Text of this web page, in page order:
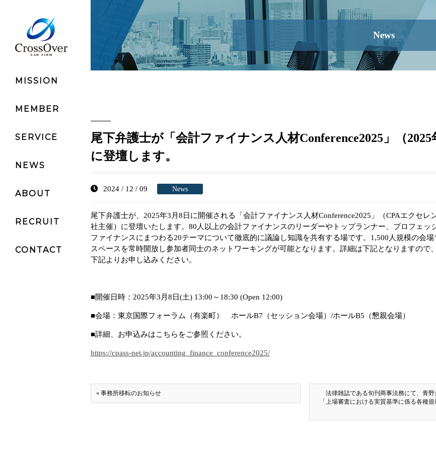
MISSION
MEMBER
SERVICE
IPO
M&A・投資
ADVISOR
内部通報
NEWS
ABOUT
RECRUIT
弁護士採用
CONTACT
News
尾下弁護士が「会計ファイナンス人材Conference2025」（2025
に登壇します。
2024 / 12 / 09 News
尾下弁護士が、2025年3月8日に開催される「会計ファイナンス人材Conference2025」（CPAエクセレ
社主催）に登壇いたします。80人以上の会計ファイナンスのリーダーやトップランナー、プロフェッ
ファイナンスにまつわる20テーマについて徹底的に議論し知識を共有する場です。1,500人規模の会
スペースを常時開放し参加者同士のネットワーキングが可能となります。詳細は下記となりますので
下記よりお申し込みください。
■開催日時：2025年3月8日(土) 13:00～18:30 (Open 12:00)
■会場：東京国際フォーラム（有楽町） ホールB7（セッション会場）/ホールB5（懇親会場）
■詳細、お申込みはこちらをご参照ください。
https://cpass-net.jp/accounting_finance_conference2025/
« 事務所移転のお知らせ
法律雑誌である旬刊商事法務にて、青
「上場審査における実質基準に係る各種